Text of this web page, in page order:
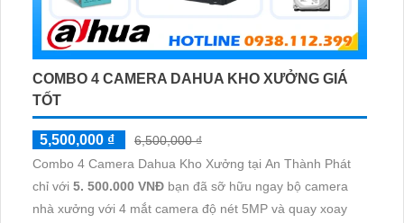
COMBO 4 CAMERA DAHUA KHO XƯỞNG GIÁ
TỐT
5,500,000 ₫
6,500,000 ₫
Combo 4 Camera Dahua Kho Xưởng tại An Thành Phát
chỉ với 5. 500.000 VNĐ bạn đã sỡ hữu ngay bộ camera
nhà xưởng với 4 mắt camera độ nét 5MP và quay xoay